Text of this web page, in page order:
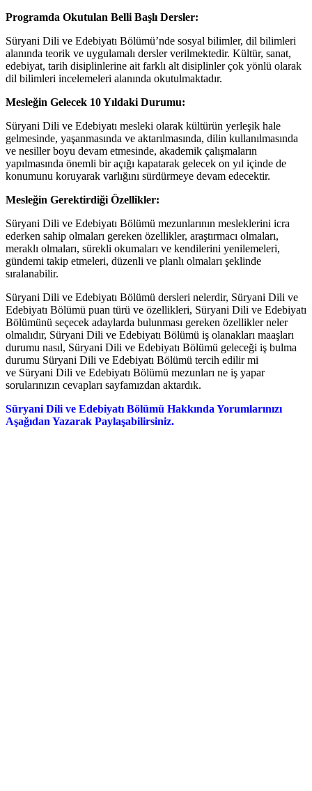
Programda Okutulan Belli Başlı Dersler:
Süryani Dili ve Edebiyatı Bölümü’nde sosyal bilimler, dil bilimleri
alanında teorik ve uygulamalı dersler verilmektedir. Kültür, sanat,
edebiyat, tarih disiplinlerine ait farklı alt disiplinler çok yönlü olarak
dil bilimleri incelemeleri alanında okutulmaktadır.
Mesleğin Gelecek 10 Yıldaki Durumu:
Süryani Dili ve Edebiyatı mesleki olarak kültürün yerleşik hale
gelmesinde, yaşanmasında ve aktarılmasında, dilin kullanılmasında
ve nesiller boyu devam etmesinde, akademik çalışmaların
yapılmasında önemli bir açığı kapatarak gelecek on yıl içinde de
konumunu koruyarak varlığını sürdürmeye devam edecektir.
Mesleğin Gerektirdiği Özellikler:
Süryani Dili ve Edebiyatı Bölümü mezunlarının mesleklerini icra
ederken sahip olmaları gereken özellikler, araştırmacı olmaları,
meraklı olmaları, sürekli okumaları ve kendilerini yenilemeleri,
gündemi takip etmeleri, düzenli ve planlı olmaları şeklinde
sıralanabilir.
Süryani Dili ve Edebiyatı Bölümü dersleri nelerdir, Süryani Dili ve
Edebiyatı Bölümü puan türü ve özellikleri, Süryani Dili ve Edebiyatı
Bölümünü seçecek adaylarda bulunması gereken özellikler neler
olmalıdır, Süryani Dili ve Edebiyatı Bölümü iş olanakları maaşları
durumu nasıl, Süryani Dili ve Edebiyatı Bölümü geleceği iş bulma
durumu Süryani Dili ve Edebiyatı Bölümü tercih edilir mi
ve Süryani Dili ve Edebiyatı Bölümü mezunları ne iş yapar
sorularınızın cevapları sayfamızdan aktardık.
Süryani Dili ve Edebiyatı Bölümü Hakkında Yorumlarınızı
Aşağıdan Yazarak Paylaşabilirsiniz.